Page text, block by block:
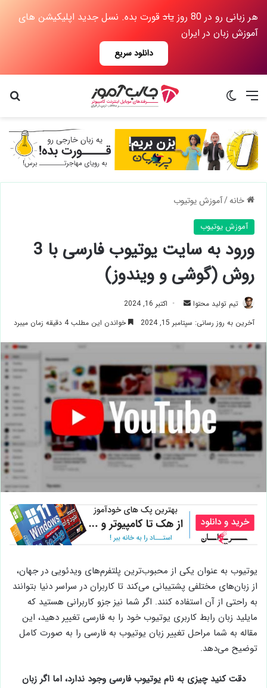
هر زبانی رو در 80 روز یاد قورت بده. نسل جدید اپلیکیشن های
آموزش زبان در ایران
دانلود سریع
منو
خانه/آموزش یوتیوب
آموزش یوتیوب
ورود به سایت یوتیوب فارسی با 3
روش (گوشی و ویندوز)
تیم تولید محتوا
ارسال
ایمیل
اکتبر 16, 2024
آخرین به روز رسانی: سپتامبر 15, 2024
خواندن این مطلب 4 دقیقه زمان میبرد
یوتیوب به عنوان یکی از محبوب‌ترین پلتفرم‌های ویدئویی در جهان،
از زبان‌های مختلفی پشتیبانی می‌کند تا کاربران در سراسر دنیا بتوانند
به راحتی از آن استفاده کنند. اگر شما نیز جزو کاربرانی هستید که
مایلید زبان رابط کاربری یوتیوب خود را به فارسی تغییر دهید، این
مقاله به شما مراحل تغییر زبان یوتیوب به فارسی را به صورت کامل
توضیح می‌دهد.
دقت کنید چیزی به نام یوتیوب فارسی وجود ندارد، اما اگر زبان